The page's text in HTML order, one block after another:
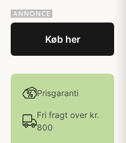
Køb her
Prisgaranti
Fri fragt over kr.
800